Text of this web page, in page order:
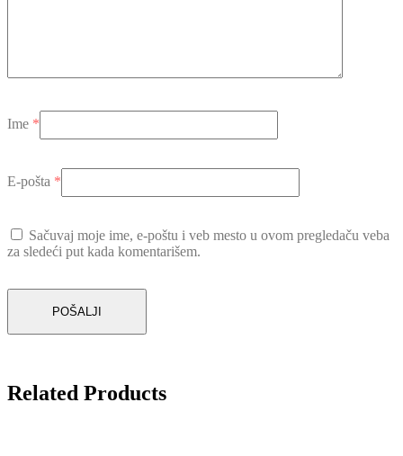
Ime *
E-pošta *
Sačuvaj moje ime, e-poštu i veb mesto u ovom pregledaču veba
za sledeći put kada komentarišem.
Related Products